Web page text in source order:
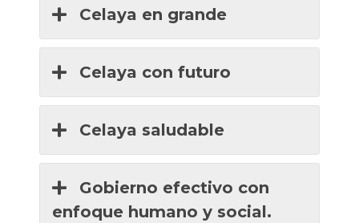
Celaya en grande
Celaya con futuro
Celaya saludable
Gobierno efectivo con
enfoque humano y social.